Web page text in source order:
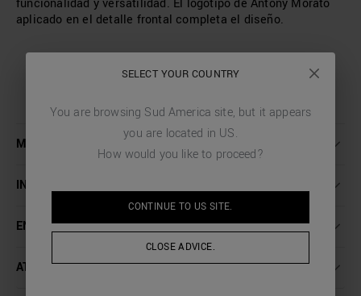
funcionalidad y versatilidad. El logotipo de Antony Morato
aplicado en el detalle frontal completa el diseño.
MÁS INFORMACIÓN
INSTRUCCIONES DE LAVADO
ENVÍO Y DEVOLUCIONES
ATENCIÓN AL CLIENTE
SELECT YOUR COUNTRY
You are browsing Sud America site, but it appears
you are located in US.
How would you like to proceed?
CONTINUE TO US SITE.
CLOSE ADVICE.